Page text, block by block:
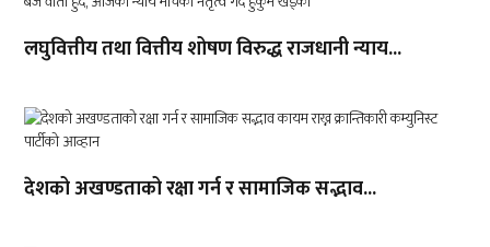
लघुवित्तीय तथा वित्तीय शोषण विरुद्ध राजधानी न्याय...
देशको अखण्डताको रक्षा गर्न र सामाजिक सद्भाव...